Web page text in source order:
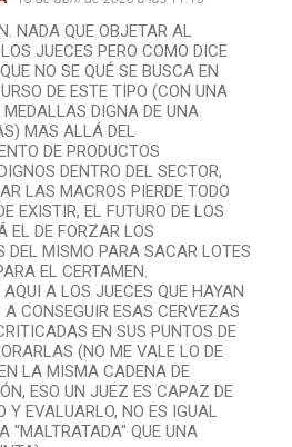
NADA QUE OBJETAR AL
JUECES PERO COMO DICE
NO SE QUÉ SE BUSCA EN
DE ESTE TIPO (CON UNA
DIGNA DE UNA
MAS ALLÁ DEL
DE PRODUCTOS
DENTRO DEL SECTOR,
LAS MACROS PIERDE TODO
EXISTIR, EL FUTURO DE LOS
EL DE FORZAR LOS
DEL MISMO PARA SACAR LOTES
EL CERTAMEN.
AQUI A LOS JUECES QUE HAYAN
A CONSEGUIR ESAS CERVEZAS
EN SUS PUNTOS DE
(NO ME VALE LO DE
LA MISMA CADENA DE
ESO UN JUEZ ES CAPAZ DE
Y EVALUARLO, NO ES IGUAL
"MALTRATADA" QUE UNA